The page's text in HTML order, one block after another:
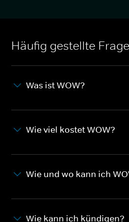
Häufig gestellte
Was ist WOW?
Wie viel kostet WOW?
Wie und wo kann ich
Wie kann ich kündigen?